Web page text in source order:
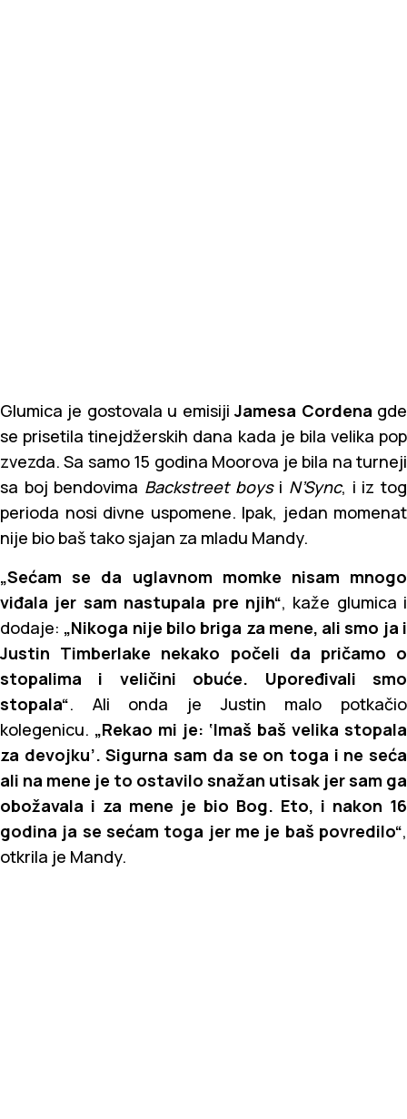
Glumica je gostovala u emisijiJamesa Cordena gde
se prisetila tinejdžerskih dana kada je bila velika pop
zvezda. Sa samo 15 godina Moorova je bila na turneji
sa boj bendovima Backstreet boysi N’Sync, i iz tog
perioda nosi divne uspomene. Ipak, jedan momenat
nije bio baš tako sjajan za mladu Mandy.
„Sećam se da uglavnom momke nisam mnogo
viđala jer sam nastupala pre njih“, kaže glumica i
dodaje: „Nikoga nije bilo briga za mene, ali smo ja i
Justin Timberlake nekako počeli da pričamo o
stopalima i veličini obuće. Upoređivali smo
stopala“. Ali onda je Justin malo potkačio
kolegenicu. „Rekao mi je: ‘Imaš baš velika stopala
za devojku’. Sigurna sam da se on toga i ne seća
ali na mene je to ostavilo snažan utisak jer sam ga
obožavala i za mene je bio Bog. Eto, i nakon 16
godina ja se sećam toga jer me je baš povredilo“,
otkrila je Mandy.